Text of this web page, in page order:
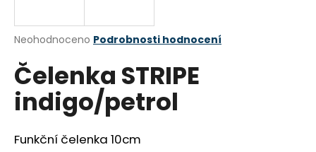
Průměrné
produktu
je
0,0
hvězdiček.
Neohodnoceno Podrobnosti hodnocení
Čelenka STRIPE
indigo/petrol
Funkční čelenka 10cm
j
t
?